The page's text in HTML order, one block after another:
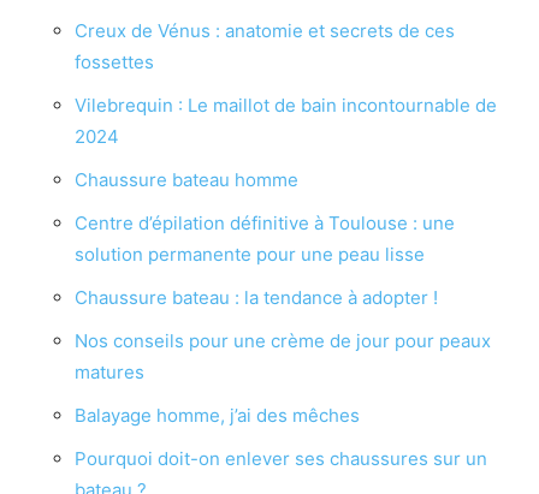
Creux de Vénus : anatomie et secrets de ces
fossettes
Vilebrequin : Le maillot de bain incontournable de
2024
Chaussure bateau homme
Centre d’épilation définitive à Toulouse : une
solution permanente pour une peau lisse
Chaussure bateau : la tendance à adopter !
Nos conseils pour une crème de jour pour peaux
matures
Balayage homme, j’ai des mêches
Pourquoi doit-on enlever ses chaussures sur un